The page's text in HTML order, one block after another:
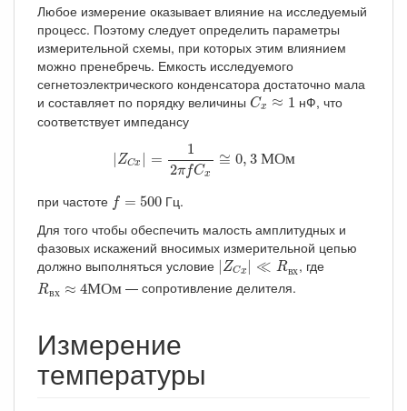
Любое измерение оказывает влияние на исследуемый
процесс. Поэтому следует определить параметры
измерительной схемы, при которых этим влиянием
можно пренебречь. Емкость исследуемого
сегнетоэлектрического конденсатора достаточно мала
и составляет по порядку величины Cx ≈ 1
Cx≈1
нФ, что
соответствует импедансу
ZCx =
1
2πfCx
≅ 0, 3 МОм
πf
при частоте f = 500
f= 500
Гц.
Для того чтобы обеспечить малость амплитудных и
фазовых искажений вносимых измерительной цепью
должно выполняться условие |ZCx | ≪ Rвх
|ZCx|≪Rвх , где
Rвх ≈ 4МОм
Rв М Ом — сопротивление делителя.
Измерение
температуры